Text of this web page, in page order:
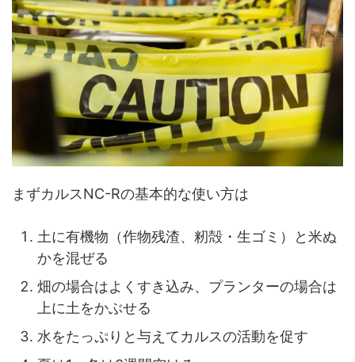
まずカルスNC-Rの基本的な使い方は
土に有機物（作物残渣、籾殻・生ゴミ）と米ぬ
かを混ぜる
畑の場合はよくすき込み、プランターの場合は
上に土をかぶせる
水をたっぷりと与えてカルスの活動を促す